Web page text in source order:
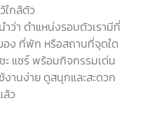
ใกล้ตัว
ว่า ตำแหน่งรอบตัวเรามีที่
อง ที่พัก หรือสถานที่จุดใด
ะ แชร์ พร้อมกิจกรรมเด่น
านง่าย ดูสนุกและสะดวก
ล้ว